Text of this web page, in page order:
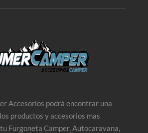
Accesorios podrá encontrar una
productos y accesorios mas
Furgoneta Camper, Autocaravana,